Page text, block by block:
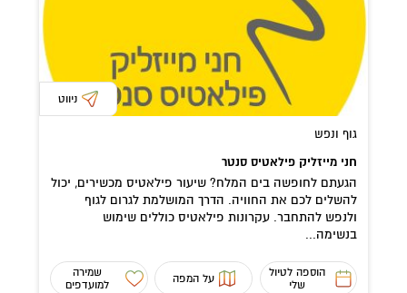
ניווט
גוף ונפש
חני מייזליק פילאטיס סנטר
הגעתם לחופשה בים המלח? שיעור פילאטיס מכשירים, יכול
להשלים לכם את החוויה. הדרך המושלמת לגרום לגוף
ולנפש להתחבר. עקרונות פילאטיס כוללים שימוש
בנשימה...
הוספה לטיול
שלי
על המפה
שמירה
למועדפים